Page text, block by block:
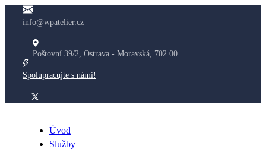
info@wpatelier.cz
Poštovní 39/2, Ostrava - Moravská, 702 00
Spolupracujte s námi!
Úvod
Služby